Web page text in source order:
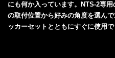
にも何か入っています。NTS-2専
の取付位置から好みの角度を選ん
ッカーセットとともにすぐに使用で